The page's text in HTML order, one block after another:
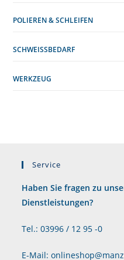
POLIEREN & SCHLEIFEN
SCHWEISSBEDARF
WERKZEUG
Service
Haben Sie fragen zu
Dienstleistungen?
Tel.: 03996 / 12 95 -0
E-Mail: